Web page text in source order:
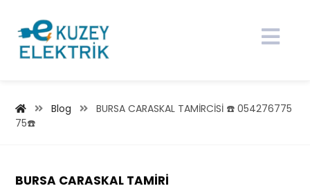
Blog
BURSA CARASKAL TAMİRCİSİ ☎️ 054276775
75☎️
BURSA CARASKAL TAMİRİ